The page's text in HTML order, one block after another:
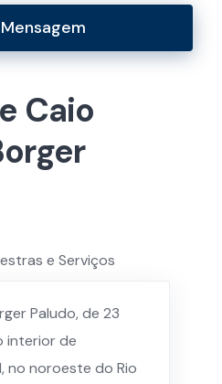
Caio
e Serviços
Paludo, de 23
interior de
no noroeste do Rio